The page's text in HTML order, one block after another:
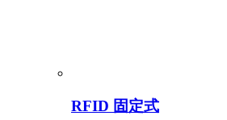
RFID 固定式